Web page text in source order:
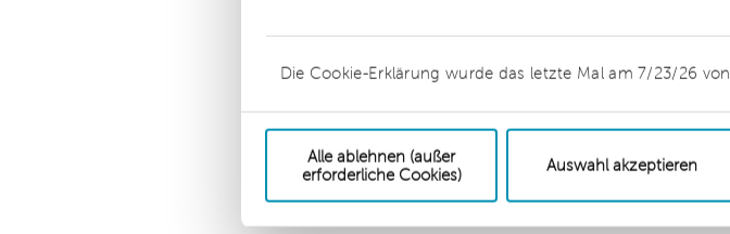
Die Cookie-Erklärung wurde das letzte Mal am 7/23/26 von
Alle ablehnen (außer
erforderliche Cookies)
Auswahl akzeptieren